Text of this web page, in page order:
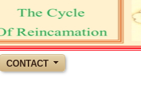
CONTACT